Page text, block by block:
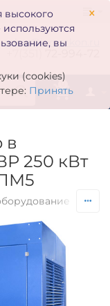
×
высокого
вы
(cookies)
Принять
zakaz@inmarkon.ru
0
в
250 кВт